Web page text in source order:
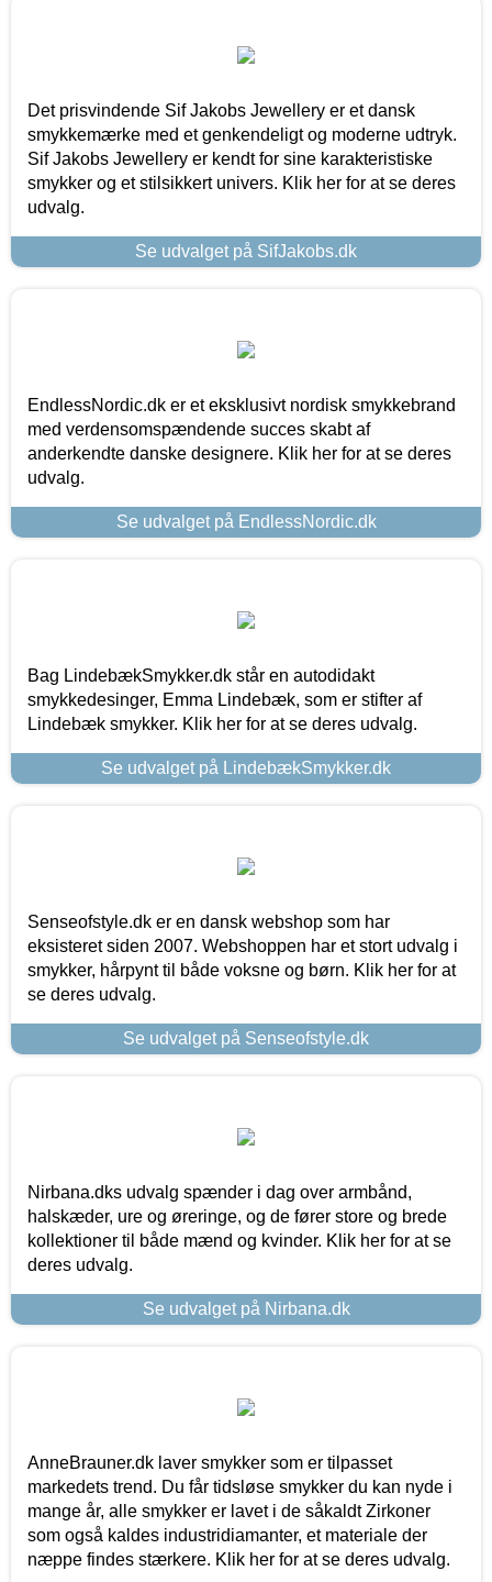
Det prisvindende Sif Jakobs Jewellery er et dansk
smykkemærke med et genkendeligt og moderne udtryk.
Sif Jakobs Jewellery er kendt for sine karakteristiske
smykker og et stilsikkert univers. Klik her for at se deres
udvalg.
Se udvalget på SifJakobs.dk
EndlessNordic.dk er et eksklusivt nordisk smykkebrand
med verdensomspændende succes skabt af
anderkendte danske designere. Klik her for at se deres
udvalg.
Se udvalget på EndlessNordic.dk
Bag LindebækSmykker.dk står en autodidakt
smykkedesinger, Emma Lindebæk, som er stifter af
Lindebæk smykker. Klik her for at se deres udvalg.
Se udvalget på LindebækSmykker.dk
Senseofstyle.dk er en dansk webshop som har
eksisteret siden 2007. Webshoppen har et stort udvalg i
smykker, hårpynt til både voksne og børn. Klik her for at
se deres udvalg.
Se udvalget på Senseofstyle.dk
Nirbana.dks udvalg spænder i dag over armbånd,
halskæder, ure og øreringe, og de fører store og brede
kollektioner til både mænd og kvinder. Klik her for at se
deres udvalg.
Se udvalget på Nirbana.dk
AnneBrauner.dk laver smykker som er tilpasset
markedets trend. Du får tidsløse smykker du kan nyde i
mange år, alle smykker er lavet i de såkaldt Zirkoner
som også kaldes industridiamanter, et materiale der
næppe findes stærkere. Klik her for at se deres udvalg.